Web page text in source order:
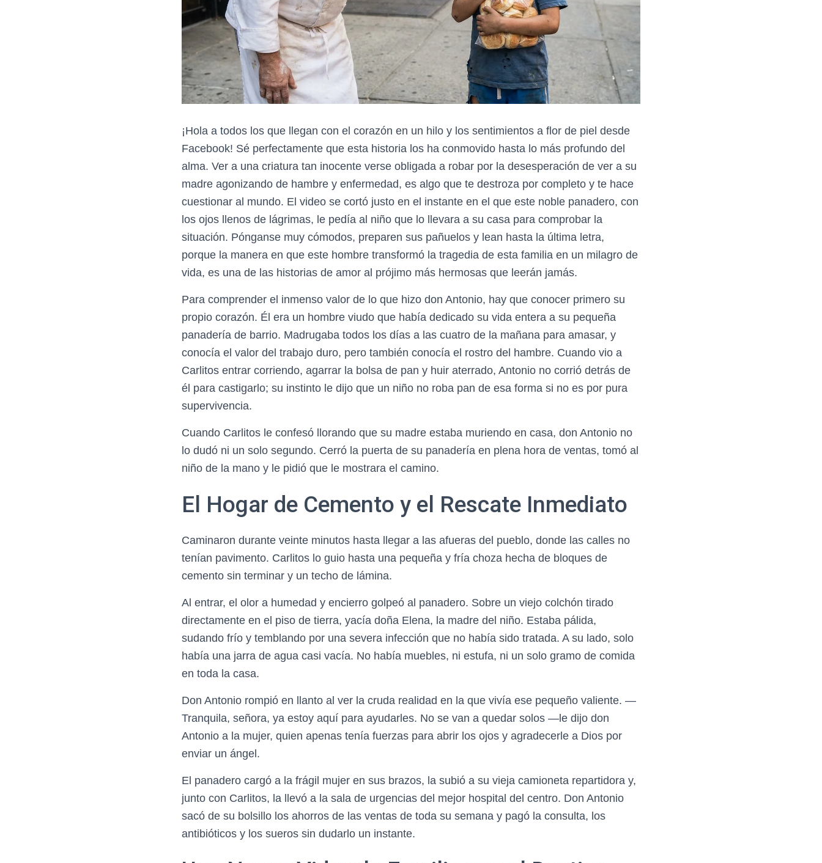
¡Hola a todos los que llegan con el corazón en un hilo y los sentimientos a flor de piel desde
Facebook! Sé perfectamente que esta historia los ha conmovido hasta lo más profundo del
alma. Ver a una criatura tan inocente verse obligada a robar por la desesperación de ver a su
madre agonizando de hambre y enfermedad, es algo que te destroza por completo y te hace
cuestionar al mundo. El video se cortó justo en el instante en el que este noble panadero, con
los ojos llenos de lágrimas, le pedía al niño que lo llevara a su casa para comprobar la
situación. Pónganse muy cómodos, preparen sus pañuelos y lean hasta la última letra,
porque la manera en que este hombre transformó la tragedia de esta familia en un milagro de
vida, es una de las historias de amor al prójimo más hermosas que leerán jamás.
Para comprender el inmenso valor de lo que hizo don Antonio, hay que conocer primero su
propio corazón. Él era un hombre viudo que había dedicado su vida entera a su pequeña
panadería de barrio. Madrugaba todos los días a las cuatro de la mañana para amasar, y
conocía el valor del trabajo duro, pero también conocía el rostro del hambre. Cuando vio a
Carlitos entrar corriendo, agarrar la bolsa de pan y huir aterrado, Antonio no corrió detrás de
él para castigarlo; su instinto le dijo que un niño no roba pan de esa forma si no es por pura
supervivencia.
Cuando Carlitos le confesó llorando que su madre estaba muriendo en casa, don Antonio no
lo dudó ni un solo segundo. Cerró la puerta de su panadería en plena hora de ventas, tomó al
niño de la mano y le pidió que le mostrara el camino.
El Hogar de Cemento y el Rescate Inmediato
Caminaron durante veinte minutos hasta llegar a las afueras del pueblo, donde las calles no
tenían pavimento. Carlitos lo guio hasta una pequeña y fría choza hecha de bloques de
cemento sin terminar y un techo de lámina.
Al entrar, el olor a humedad y encierro golpeó al panadero. Sobre un viejo colchón tirado
directamente en el piso de tierra, yacía doña Elena, la madre del niño. Estaba pálida,
sudando frío y temblando por una severa infección que no había sido tratada. A su lado, solo
había una jarra de agua casi vacía. No había muebles, ni estufa, ni un solo gramo de comida
en toda la casa.
Don Antonio rompió en llanto al ver la cruda realidad en la que vivía ese pequeño valiente. —
Tranquila, señora, ya estoy aquí para ayudarles. No se van a quedar solos —le dijo don
Antonio a la mujer, quien apenas tenía fuerzas para abrir los ojos y agradecerle a Dios por
enviar un ángel.
El panadero cargó a la frágil mujer en sus brazos, la subió a su vieja camioneta repartidora y,
junto con Carlitos, la llevó a la sala de urgencias del mejor hospital del centro. Don Antonio
sacó de su bolsillo los ahorros de las ventas de toda su semana y pagó la consulta, los
antibióticos y los sueros sin dudarlo un instante.